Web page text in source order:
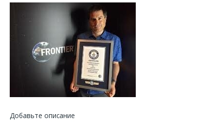
Добавьте описание